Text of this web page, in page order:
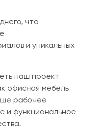
что
и уникальных
наш проект
офисная мебель
рабочее
и функциональное